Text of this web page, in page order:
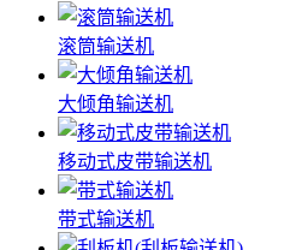
滚筒输送机
大倾角输送机
移动式皮带输送机
带式输送机